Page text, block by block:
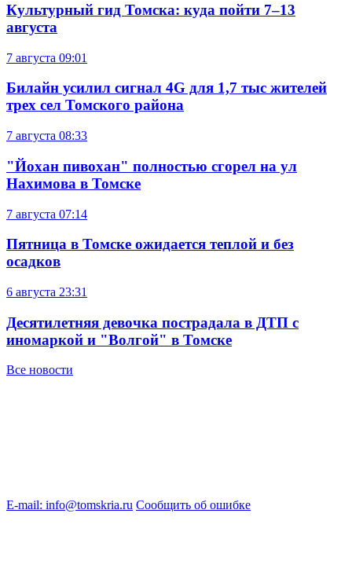
Культурный гид Томска: куда пойти 7–13
августа
7 августа 09:01
Билайн усилил сигнал 4G для 1,7 тыс жителей
трех сел Томского района
7 августа 08:33
"Йохан пивохан" полностью сгорел на ул
Нахимова в Томске
7 августа 07:14
Пятница в Томске ожидается теплой и без
осадков
6 августа 23:31
Десятилетняя девочка пострадала в ДТП с
иномаркой и "Волгой" в Томске
Все новости
E-mail: info@tomskria.ru Сообщить об ошибке